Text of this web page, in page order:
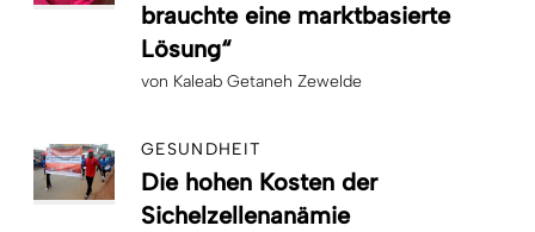
brauchte eine marktbasierte
Lösung“
von Kaleab Getaneh Zewelde
GESUNDHEIT
Die hohen Kosten der
Sichelzellenanämie